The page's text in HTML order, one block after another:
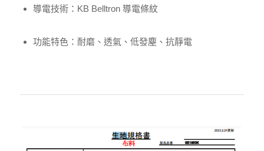
導電技術：KB Belltron 導電條紋
功能特色：耐磨、透氣、低發塵、抗靜電